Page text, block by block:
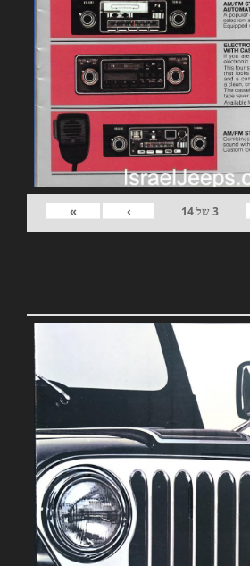
3של14
›
»